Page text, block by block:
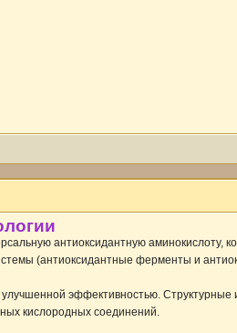
антиоксидантную аминокислоту,
(антиоксидантные ферменты и
эффективностью. Структурные
кислородных соединений.